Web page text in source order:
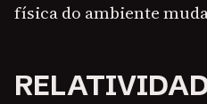
física do ambiente